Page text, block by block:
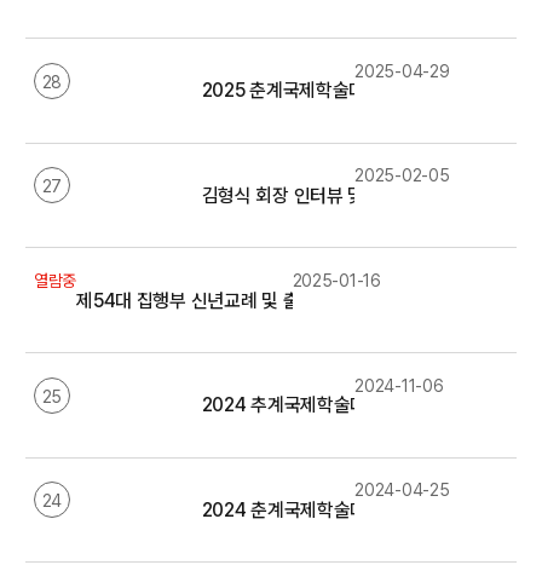
28 2025 춘계국제학술대회 관련 기사 모음
2025-04-29
27 김형식 회장 인터뷰 및 기자간담회 기사 모음
2025-02-05
열람중
제54대 집행부 신년교례 및 출범식 관련 기사 모음
2025-01-16
25 2024 추계국제학술대회 관련 기사 모음
2024-11-06
24 2024 춘계국제학술대회 관련 기사 모음
2024-04-25